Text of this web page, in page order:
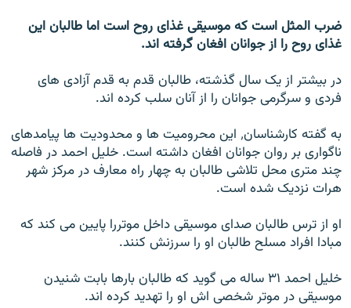
به ما بپیوندید
همۀ سایت‌های رادیو آزادی/ رادیو اروپای آزاد
ضرب المثل است که موسیقی غذای روح است اما طالبان این
غذای روح را از جوانان افغان گرفته اند.
در بیشتر از یک سال گذشته، طالبان قدم به قدم آزادی های
فردی و سرگرمی جوانان را از آنان سلب کرده اند.
به گفته کارشناسان٬ این محرومیت ها و محدودیت ها پیامدهای
ناگواری بر روان جوانان افغان داشته است. خلیل احمد در فاصله
چند متری محل تلاشی طالبان به چهار راه معارف در مرکز شهر
هرات نزدیک شده است.
او از ترس طالبان صدای موسیقی داخل موتررا پایین می کند که
مبادا افراد مسلح طالبان او را سرزنش کنند.
خلیل احمد ۳۱ ساله می گوید که طالبان بارها بابت شنیدن
موسیقی در موتر شخصی اش او را تهدید کرده اند.